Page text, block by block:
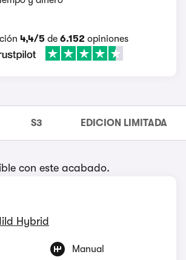
4,4/5 de 6.152 opiniones
S3 EDICION LIMITADA
con este acabado.
Hybrid
Manual